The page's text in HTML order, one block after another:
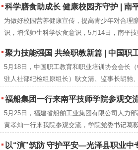
活动周“一技在手，一生无忧”主题与福建省“强
梦”分主题，福建建筑学校举办职业教育活动周
活动。
科学膳食助成长 健康校园齐守护 | 南平技师学院成功举办食品营养
为做好校园营养健康宣传，提高青少年对合理
识，增强师生科学饮食意识，5月14日，南平
会会长、注册营养师刘彦雯担任主讲人。
聚力技能强国 共绘职教新篇 | 中国职工教育和职业培训协会莅临南平技师学
5月18日，中国职工教育和职业培训协会会长
驻人社部纪检组原组长）耿文清、监事长胡驰
学院调研指导。南平市人民政府党组成员、副市
强，市人力资源和社会保障局党组成员、副局
学院党委书记葛毅，院长吴瑞通等领导陪同考察
福船集团一行来南平技师学院参观交
5月25日，福建省船舶工业集团有限公司人力
黄孝灿一行来我院参观交流，学院党委书记葛
以“演”筑防 守护平安—光泽县职业中专学校扎实开展夜间消